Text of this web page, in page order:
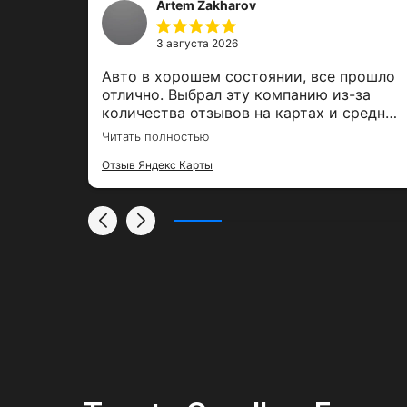
Artem Zakharov
3 августа 2026
Авто в хорошем состоянии, все прошло
отлично. Выбрал эту компанию из-за
количества отзывов на картах и средней
оценки. Залог вернули вовремя, спасибо
Читать полностью
Отзыв Яндекс Карты